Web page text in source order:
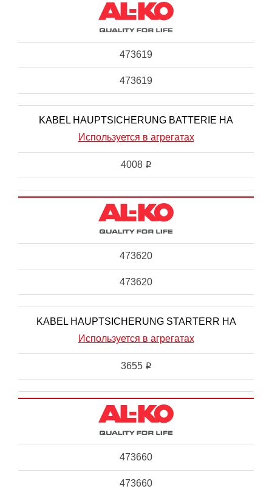
473619
473619
KABEL HAUPTSICHERUNG BATTERIE HA
Используется в агрегатах
4008 i
473620
473620
KABEL HAUPTSICHERUNG STARTERR HA
Используется в агрегатах
3655 i
473660
473660